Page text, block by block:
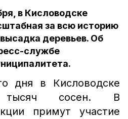
в Кисловодске
за всю историю
деревьев. Об
службе
дня в Кисловодске
сосен. В
примут участие